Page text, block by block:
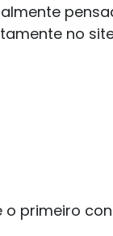
no
o primeiro